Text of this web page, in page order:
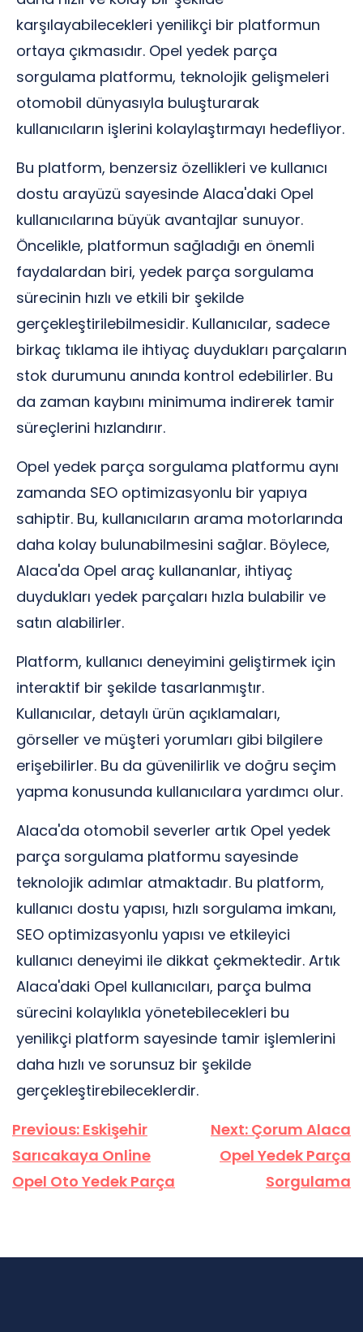
karşılayabilecekleri yenilikçi bir platformun
ortaya çıkmasıdır. Opel yedek parça
sorgulama platformu, teknolojik gelişmeleri
otomobil dünyasıyla buluşturarak
kullanıcıların işlerini kolaylaştırmayı hedefliyor.
Bu platform, benzersiz özellikleri ve kullanıcı
dostu arayüzü sayesinde Alaca'daki Opel
kullanıcılarına büyük avantajlar sunuyor.
Öncelikle, platformun sağladığı en önemli
faydalardan biri, yedek parça sorgulama
sürecinin hızlı ve etkili bir şekilde
gerçekleştirilebilmesidir. Kullanıcılar, sadece
birkaç tıklama ile ihtiyaç duydukları parçaların
stok durumunu anında kontrol edebilirler. Bu
da zaman kaybını minimuma indirerek tamir
süreçlerini hızlandırır.
Opel yedek parça sorgulama platformu aynı
zamanda SEO optimizasyonlu bir yapıya
sahiptir. Bu, kullanıcıların arama motorlarında
daha kolay bulunabilmesini sağlar. Böylece,
Alaca'da Opel araç kullananlar, ihtiyaç
duydukları yedek parçaları hızla bulabilir ve
satın alabilirler.
Platform, kullanıcı deneyimini geliştirmek için
interaktif bir şekilde tasarlanmıştır.
Kullanıcılar, detaylı ürün açıklamaları,
görseller ve müşteri yorumları gibi bilgilere
erişebilirler. Bu da güvenilirlik ve doğru seçim
yapma konusunda kullanıcılara yardımcı olur.
Alaca'da otomobil severler artık Opel yedek
parça sorgulama platformu sayesinde
teknolojik adımlar atmaktadır. Bu platform,
kullanıcı dostu yapısı, hızlı sorgulama imkanı,
SEO optimizasyonlu yapısı ve etkileyici
kullanıcı deneyimi ile dikkat çekmektedir. Artık
Alaca'daki Opel kullanıcıları, parça bulma
sürecini kolaylıkla yönetebilecekleri bu
yenilikçi platform sayesinde tamir işlemlerini
daha hızlı ve sorunsuz bir şekilde
gerçekleştirebileceklerdir.
Yazı
gezinmesi
Previous: Eskişehir
Sarıcakaya Online
Opel Oto Yedek Parça
Next: Çorum Alaca
Opel Yedek Parça
Sorgulama